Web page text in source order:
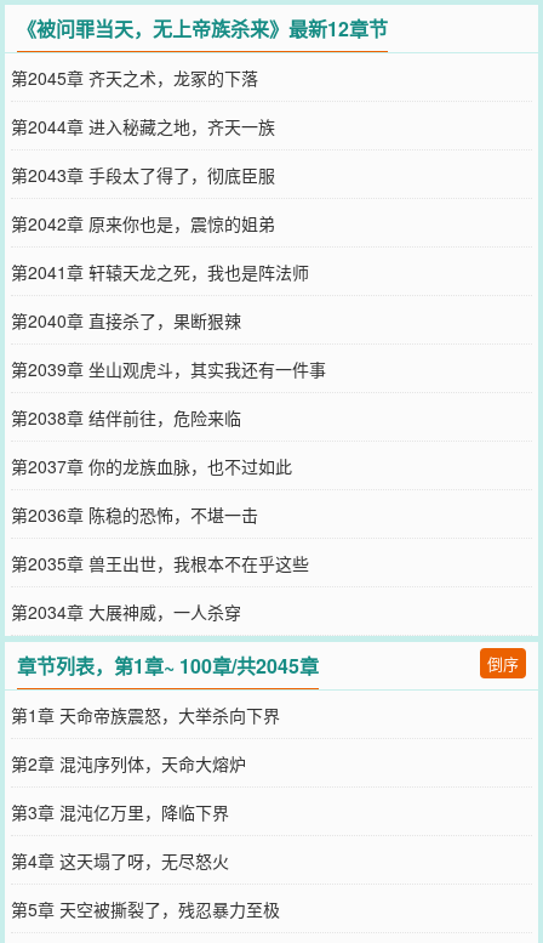
分。比个人实力，不好意思，我陈稳就是无敌的。比背景？那更不好
意思，我父族是天命帝族，我母族还是天命帝族。从这一刻开始，我
陈稳要一步一步走到最高！
您要是觉得《被问罪当天，无上帝族杀来
您QQ群和微博微信里的朋友推荐哦！
《被问罪当天，无上帝族杀来》最新12章节
第2045章 齐天之术，龙冢的下落
第2044章 进入秘藏之地，齐天一族
第2043章 手段太了得了，彻底臣服
第2042章 原来你也是，震惊的姐弟
第2041章 轩辕天龙之死，我也是阵法师
第2040章 直接杀了，果断狠辣
第2039章 坐山观虎斗，其实我还有一件事
第2038章 结伴前往，危险来临
第2037章 你的龙族血脉，也不过如此
第2036章 陈稳的恐怖，不堪一击
第2035章 兽王出世，我根本不在乎这些
第2034章 大展神威，一人杀穿
章节列表，第1章~ 100章/共2045章 倒序
第1章 天命帝族震怒，大举杀向下界
第2章 混沌序列体，天命大熔炉
第3章 混沌亿万里，降临下界
第4章 这天塌了呀，无尽怒火
第5章 天空被撕裂了，残忍暴力至极